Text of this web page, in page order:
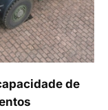
de